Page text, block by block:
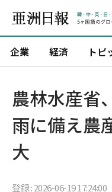
企業 経済 トピ
農林水産省
雨に備え農
大
登録 : 2026-06-19 17:24:00